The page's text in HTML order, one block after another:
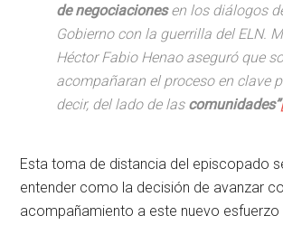
de negociacionesen los diálogos
Gobierno con la guerrilla del ELN.
Héctor Fabio Henao aseguró que
acompañaran el proceso en clave
decir, del lado de las comunidades”
Esta toma de distancia del episcopado
entender como la decisión de avanzar
acompañamiento a este nuevo